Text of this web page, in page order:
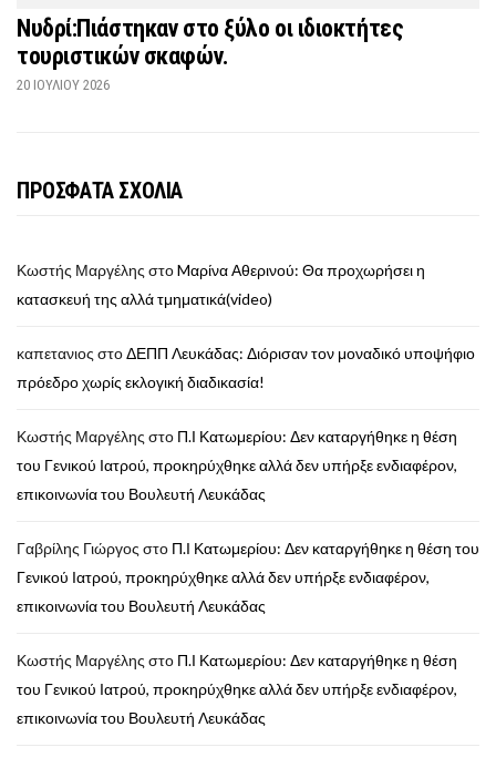
Νυδρί:Πιάστηκαν στο ξύλο οι ιδιοκτήτες
τουριστικών σκαφών.
20 ΙΟΥΛΊΟΥ 2026
ΠΡΟΣΦΑΤΑ ΣΧΟΛΙΑ
Κωστής Μαργέλης στοMαρίνα Αθερινού: Θα προχωρήσει η
κατασκευή της αλλά τμηματικά(video)
καπετανιος στοΔΕΠΠ Λευκάδας: Διόρισαν τον μοναδικό υποψήφιο
πρόεδρο χωρίς εκλογική διαδικασία!
Κωστής Μαργέλης στο Π.Ι Κατωμερίου: Δεν καταργήθηκε η θέση
του Γενικού Ιατρού, προκηρύχθηκε αλλά δεν υπήρξε ενδιαφέρον,
επικοινωνία του Βουλευτή Λευκάδας
Γαβρίλης Γιώργος στο Π.Ι Κατωμερίου: Δεν καταργήθηκε η θέση του
Γενικού Ιατρού, προκηρύχθηκε αλλά δεν υπήρξε ενδιαφέρον,
επικοινωνία του Βουλευτή Λευκάδας
Κωστής Μαργέλης στο Π.Ι Κατωμερίου: Δεν καταργήθηκε η θέση
του Γενικού Ιατρού, προκηρύχθηκε αλλά δεν υπήρξε ενδιαφέρον,
επικοινωνία του Βουλευτή Λευκάδας